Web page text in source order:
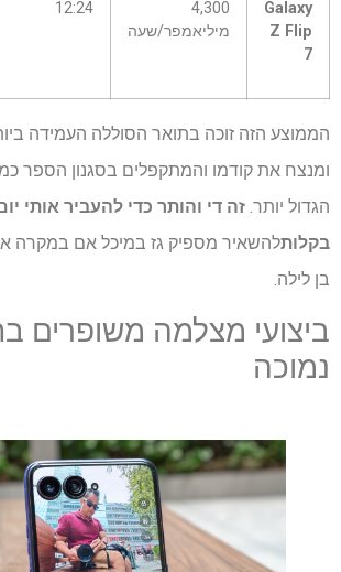
Galaxy
Z Flip
4,300
מיליאמפר/שעה
12:24
הממוצע הזה זוכה בתואר הסוללה העמידה
הגדול יותר.זה די והותר כדי להעביר אותי
בקלותלהשאיר מספיק גז במיכל אם במקרה
בן לילה.
ביצועי מצלמה משופרים
נמוכה